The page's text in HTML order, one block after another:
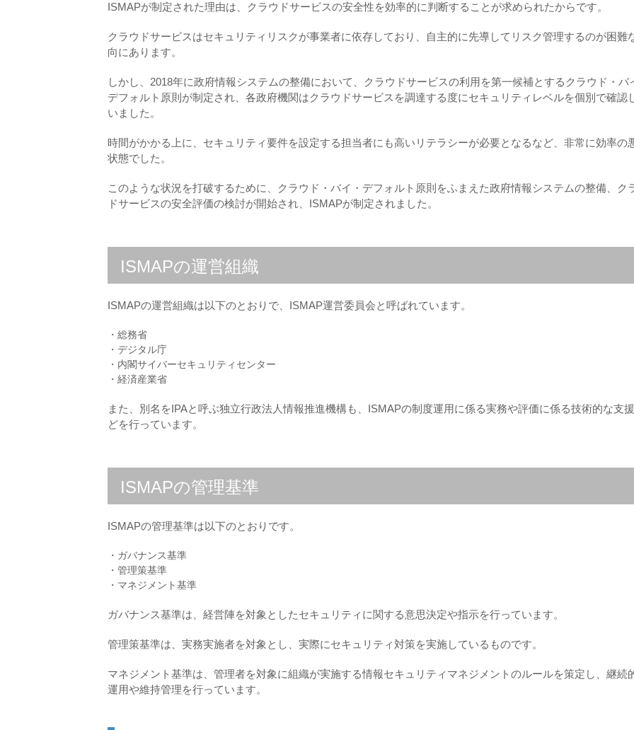
ISMAPが制定された理由は、クラウドサービスの安全性を効率的に判断することが求められたからです。
クラウドサービスはセキュリティリスクが事業者に依存しており、自主的に先導してリスク管理するのが困難
向にあります。
しかし、2018年に政府情報システムの整備において、クラウドサービスの利用を第一候補とするクラウド・バ
デフォルト原則が制定され、各政府機関はクラウドサービスを調達する度にセキュリティレベルを個別で確認
いました。
時間がかかる上に、セキュリティ要件を設定する担当者にも高いリテラシーが必要となるなど、非常に効率の
状態でした。
このような状況を打破するために、クラウド・バイ・デフォルト原則をふまえた政府情報システムの整備、ク
ドサービスの安全評価の検討が開始され、ISMAPが制定されました。
ISMAPの運営組織
ISMAPの運営組織は以下のとおりで、ISMAP運営委員会と呼ばれています。
・総務省
・デジタル庁
・内閣サイバーセキュリティセンター
・経済産業省
また、別名をIPAと呼ぶ独立行政法人情報推進機構も、ISMAPの制度運用に係る実務や評価に係る技術的な支
どを行っています。
ISMAPの管理基準
ISMAPの管理基準は以下のとおりです。
・ガバナンス基準
・管理策基準
・マネジメント基準
ガバナンス基準は、経営陣を対象としたセキュリティに関する意思決定や指示を行っています。
管理策基準は、実務実施者を対象とし、実際にセキュリティ対策を実施しているものです。
マネジメント基準は、管理者を対象に組織が実施する情報セキュリティマネジメントのルールを策定し、継続
運用や維持管理を行っています。